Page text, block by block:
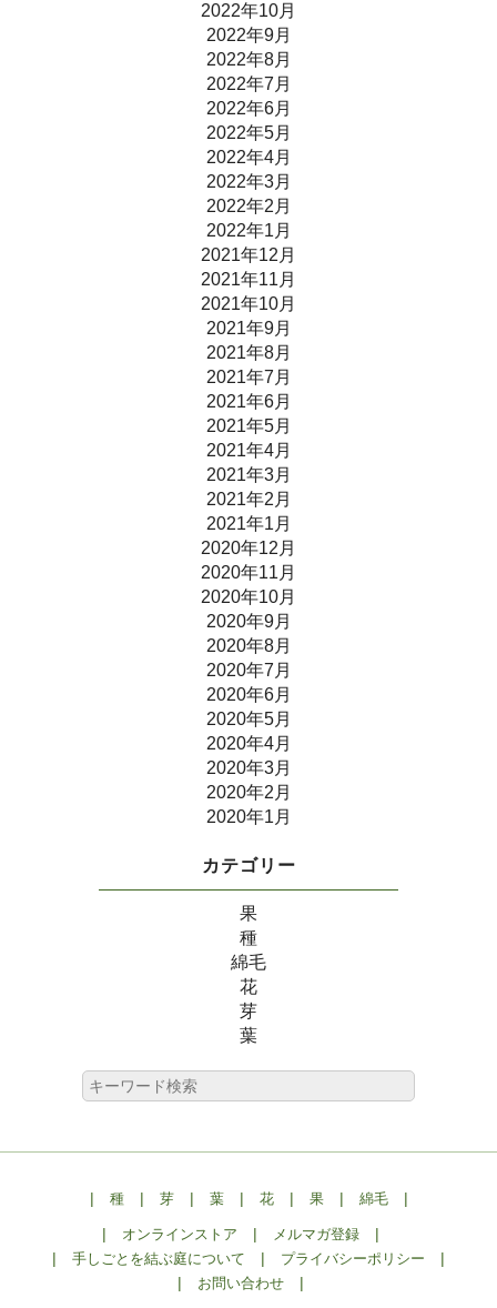
2022年10月
2022年9月
2022年8月
2022年7月
2022年6月
2022年5月
2022年4月
2022年3月
2022年2月
2022年1月
2021年12月
2021年11月
2021年10月
2021年9月
2021年8月
2021年7月
2021年6月
2021年5月
2021年4月
2021年3月
2021年2月
2021年1月
2020年12月
2020年11月
2020年10月
2020年9月
2020年8月
2020年7月
2020年6月
2020年5月
2020年4月
2020年3月
2020年2月
2020年1月
カテゴリー
果
種
綿毛
花
芽
葉
| 種| 芽| 葉| 花| 果| 綿毛|
| オンラインストア | メルマガ登録 |
| 手しごとを結ぶ庭について | プライバシーポリシー |
| お問い合わせ |